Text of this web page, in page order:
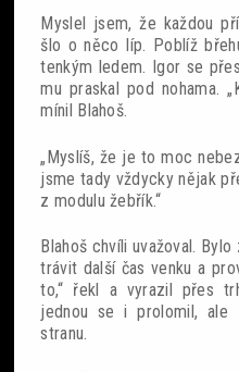
Myslel jsem, že každou
šlo o něco líp. Poblíž
tenkým ledem. Igor se
mu praskal pod nohama.
mínil Blahoš.
„Myslíš, že je to moc
jsme tady vždycky nějak
z modulu žebřík.“
Blahoš chvíli uvažoval.
trávit další čas venku a
to,“ řekl a vyrazil přes
jednou se i prolomil, ale
stranu.